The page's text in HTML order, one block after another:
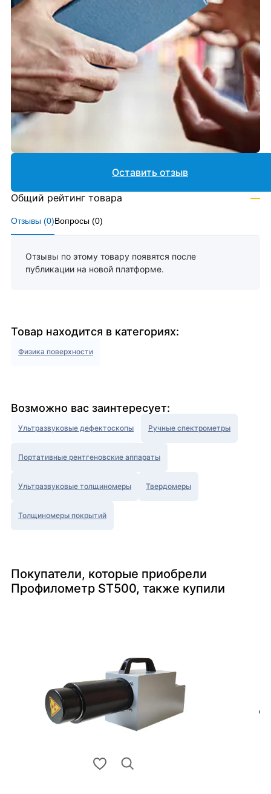
Отзывы (0)Вопросы (0)
Отзывы по этому товару появятся после
публикации на новой платформе.
Оставить отзыв
Общий рейтинг товара —
Товар находится в категориях:
Физика поверхности
Возможно вас заинтересует:
Ультразвуковые дефектоскопы Ручные спектрометры
Портативные рентгеновские аппараты
Ультразвуковые толщиномеры Твердомеры
Толщиномеры покрытий
Покупатели, которые приобрели
Профилометр ST500, также купили